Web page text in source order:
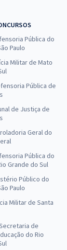
- Administrador
- Conhecimentos
Pública do
Paulo
Militar de Mato
Pública de
de Justiça de
Geral do
Pública do
Grande do Sul
Público do
Paulo
Militar de Santa
Secretaria de
do Rio